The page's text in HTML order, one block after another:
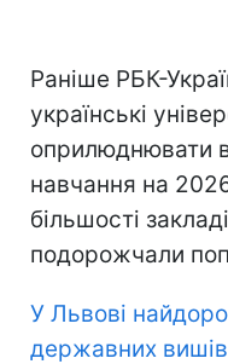
Раніше РБК-
українські
оприлюднювати
навчання на
більшості
подорожчали
У Львові
державних